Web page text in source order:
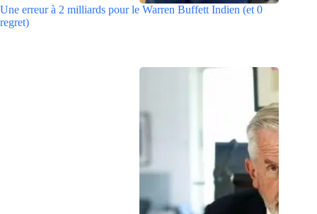
Une erreur à 2 milliards pour le Warren Buffett Indien (et 0
regret)